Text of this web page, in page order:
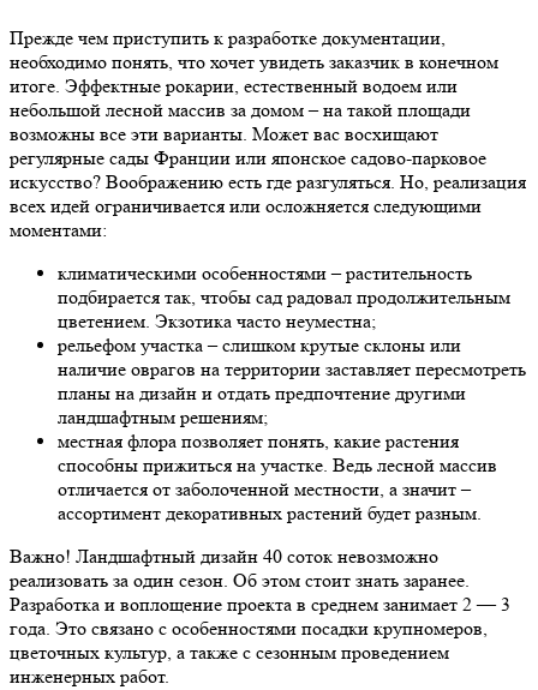
Прежде чем приступить к разработке документации,
необходимо понять, что хочет увидеть заказчик в конечном
итоге. Эффектные рокарии, естественный водоем или
небольшой лесной массив за домом – на такой площади
возможны все эти варианты. Может вас восхищают
регулярные сады Франции или японское садово-парковое
искусство? Воображению есть где разгуляться. Но, реализация
всех идей ограничивается или осложняется следующими
моментами:
климатическими особенностями – растительность
подбирается так, чтобы сад радовал продолжительным
цветением. Экзотика часто неуместна;
рельефом участка – слишком крутые склоны или
наличие оврагов на территории заставляет пересмотреть
планы на дизайн и отдать предпочтение другими
ландшафтным решениям;
местная флора позволяет понять, какие растения
способны прижиться на участке. Ведь лесной массив
отличается от заболоченной местности, а значит –
ассортимент декоративных растений будет разным.
Важно! Ландшафтный дизайн 40 соток невозможно
реализовать за один сезон. Об этом стоит знать заранее.
Разработка и воплощение проекта в среднем занимает 2 — 3
года. Это связано с особенностями посадки крупномеров,
цветочных культур, а также с сезонным проведением
инженерных работ.